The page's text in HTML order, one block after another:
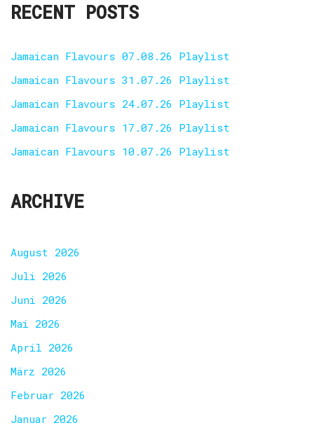
RECENT POSTS
Jamaican Flavours 07.08.26 Playlist
Jamaican Flavours 31.07.26 Playlist
Jamaican Flavours 24.07.26 Playlist
Jamaican Flavours 17.07.26 Playlist
Jamaican Flavours 10.07.26 Playlist
ARCHIVE
August 2026
Juli 2026
Juni 2026
Mai 2026
April 2026
März 2026
Februar 2026
Januar 2026